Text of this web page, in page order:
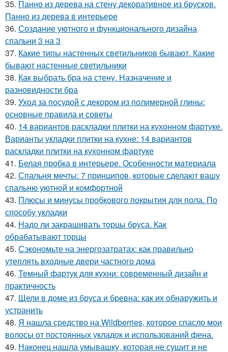
35. Панно из дерева на стену декоративное из брусков.
Панно из дерева в интерьере
36. Создание уютного и функционального дизайна
спальни 3 на 3
37. Какие типы настенных светильников бывают. Какие
бывают настенные светильники
38. Как выбрать бра на стену. Назначение и
разновидности бра
39. Уход за посудой с декором из полимерной глины:
основные правила и советы
40. 14 вариантов раскладки плитки на кухонном фартуке.
Варианты укладки плитки на кухне: 14 вариантов
раскладки плитки на кухонном фартуке
41. Белая пробка в интерьере. Особенности материала
42. Спальня мечты: 7 принципов, которые сделают вашу
спальню уютной и комфортной
43. Плюсы и минусы пробкового покрытия для пола. По
способу укладки
44. Надо ли закрашивать торцы бруса. Как
обрабатывают торцы
45. Сэкономьте на энергозатратах: как правильно
утеплять входные двери частного дома
46. Темный фартук для кухни: современный дизайн и
практичность
47. Щели в доме из бруса и бревна: как их обнаружить и
устранить
48. Я нашла средство на Wildberries, которое спасло мои
волосы от постоянных укладок и использований фена.
49. Наконец нашла умывашку, которая не сушит и не